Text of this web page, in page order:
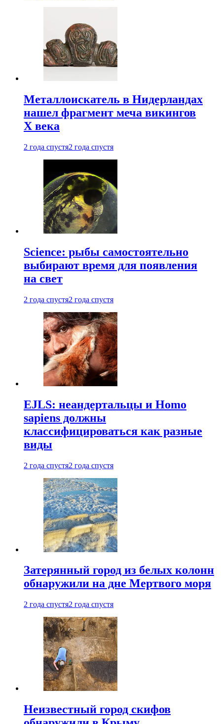
Металлоискатель в Нидерландах
нашел фрагмент меча викингов
X века
2 года спустя2 года спустя
Science: рыбы самостоятельно
выбирают время для появления
на свет
2 года спустя2 года спустя
EJLS: неандертальцы и Homo
sapiens должны
классифицироваться как разные
виды
2 года спустя2 года спустя
Затерянный город из белых колонн
обнаружили на дне Мертвого моря
2 года спустя2 года спустя
Неизвестный город скифов